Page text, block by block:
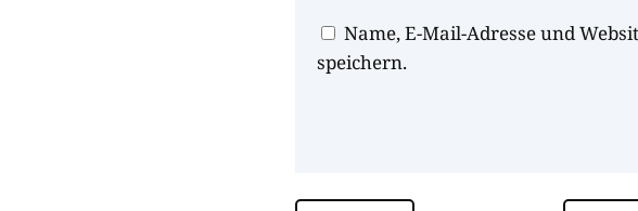
Name, E-Mail-Adresse und
speichern.